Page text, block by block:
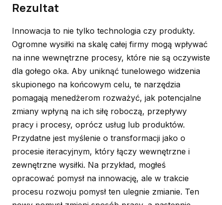
Rezultat
Innowacja to nie tylko technologia czy produkty.
Ogromne wysiłki na skalę całej firmy mogą wpływać
na inne wewnętrzne procesy, które nie są oczywiste
dla gołego oka. Aby uniknąć tunelowego widzenia
skupionego na końcowym celu, te narzędzia
pomagają menedżerom rozważyć, jak potencjalne
zmiany wpłyną na ich siłę roboczą, przepływy
pracy i procesy, oprócz usług lub produktów.
Przydatne jest myślenie o transformacji jako o
procesie iteracyjnym, który łączy wewnętrzne i
zewnętrzne wysiłki. Na przykład, mogłeś
opracować pomysł na innowację, ale w trakcie
procesu rozwoju pomysł ten ulegnie zmianie. Ten